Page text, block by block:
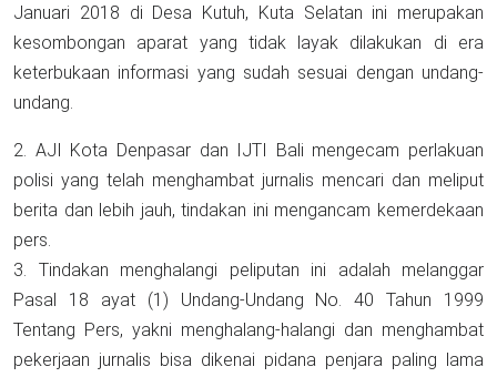
Januari 2018 di Desa Kutuh, Kuta Selatan ini merupakan
kesombongan aparat yang tidak layak dilakukan di era
keterbukaan informasi yang sudah sesuai dengan undang-
undang.
2. AJI Kota Denpasar dan IJTI Bali mengecam perlakuan
polisi yang telah menghambat jurnalis mencari dan meliput
berita dan lebih jauh, tindakan ini mengancam kemerdekaan
pers.
3. Tindakan menghalangi peliputan ini adalah melanggar
Pasal 18 ayat (1) Undang-Undang No. 40 Tahun 1999
Tentang Pers, yakni menghalang-halangi dan menghambat
pekerjaan jurnalis bisa dikenai pidana penjara paling lama